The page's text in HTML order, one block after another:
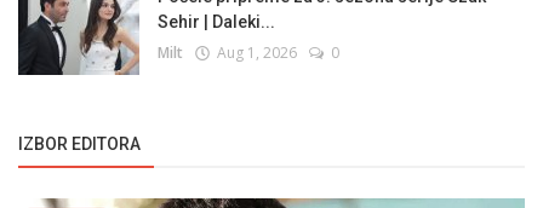
Sehir | Daleki...
Milt Aug 1, 2026 0
IZBOR EDITORA